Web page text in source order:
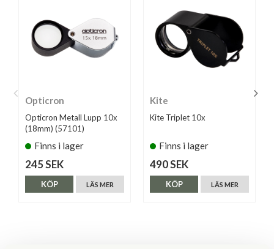
Opticron
Opticron Metall Lupp 10x
(18mm) (57101)
Finns i lager
245 SEK
LÄS MER
KÖP
Kite
Kite Triplet 10x
Finns i lager
490 SEK
LÄS MER
KÖP